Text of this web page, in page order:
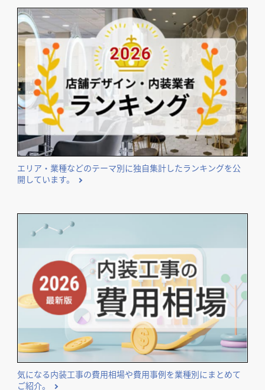
エリア・業種などのテーマ別に独自集計したランキングを公
開しています。
気になる内装工事の費用相場や費用事例を業種別にまとめて
ご紹介。